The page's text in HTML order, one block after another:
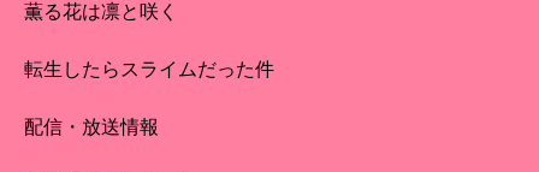
薫る花は凛と咲く
転生したらスライムだった件
配信・放送情報